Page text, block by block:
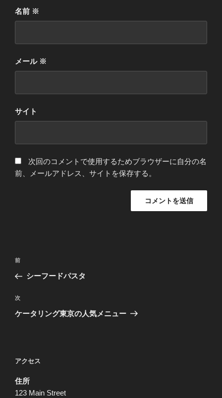
名前 ※
メール ※
サイト
次回のコメントで使用するためブラウザーに自分の名
前、メールアドレス、サイトを保存する。
投
ナ
ビ
ゲ
ン
前
の
稿
前
シーフードパスタ
次
の
次
ケータリング東京の人気メニュー
アクセス
住所
123 Main Street